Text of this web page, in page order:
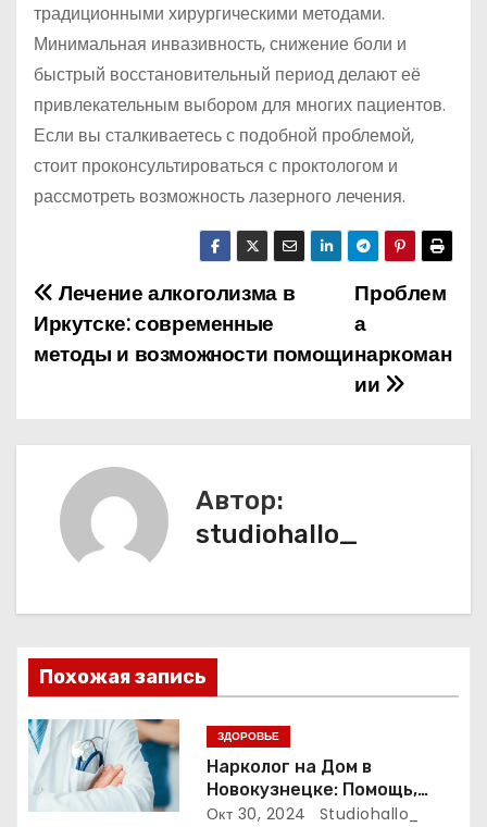
традиционными хирургическими методами.
Минимальная инвазивность, снижение боли и
быстрый восстановительный период делают её
привлекательным выбором для многих пациентов.
Если вы сталкиваетесь с подобной проблемой,
стоит проконсультироваться с проктологом и
рассмотреть возможность лазерного лечения.
Н
а
и
и
я
п
о
з
Проблем
а
наркоман
ии
Лечение алкоголизма в
Иркутске: современные
методы и возможности помощи
Автор:
studiohallo_
Похожая запись
ЗДОРОВЬЕ
Нарколог на Дом в
Новокузнецке: Помощь,
Которая Всегда Рядом
Окт 30, 2024 Studiohallo_